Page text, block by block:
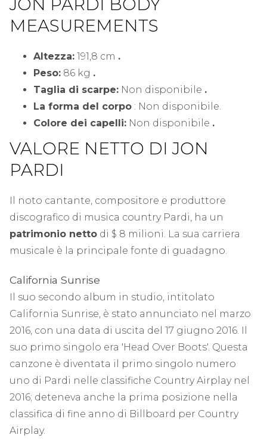
MEASUREMENTS
Altezza: 191,8 cm .
Peso: 86 kg .
Taglia di scarpe: Non disponibile .
La forma del corpo : Non disponibile.
Colore dei capelli: Non disponibile .
VALORE NETTO DI JON
PARDI
Il noto cantante, compositore e produttore
discografico di musica country Pardi, ha un
patrimonio netto di $ 8 milioni. La sua carriera
musicale è la principale fonte di guadagno.
California Sunrise
Il suo secondo album in studio, intitolato
California Sunrise, è stato annunciato nel marzo
2016, con una data di uscita del 17 giugno 2016. Il
suo primo singolo era 'Head Over Boots'. Questa
canzone è diventata il primo singolo numero
uno di Pardi nelle classifiche Country Airplay nel
2016; deteneva anche la prima posizione nella
classifica di fine anno di Billboard per Country
Airplay.